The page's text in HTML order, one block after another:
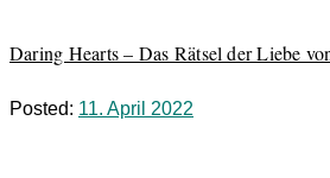
Daring Hearts – Das Rätsel der Liebe
Posted: 11. April 2022